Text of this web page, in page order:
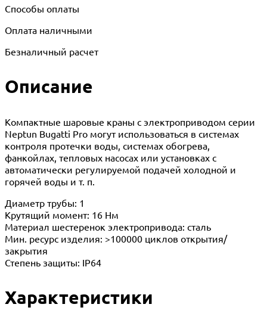
Способы оплаты
Оплата наличными
Безналичный расчет
Описание
Компактные шаровые краны с электроприводом серии
Neptun Bugatti Pro могут использоваться в системах
контроля протечки воды, системах обогрева,
фанкойлах, тепловых насосах или установках с
автоматически регулируемой подачей холодной и
горячей воды и т. п.
Диаметр трубы: 1
Крутящий момент: 16 Нм
Материал шестеренок электропривода: сталь
Мин. ресурс изделия: >100000 циклов открытия/
закрытия
Степень защиты: IP64
Характеристики